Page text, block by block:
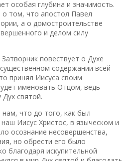
особая глубина и значимость.
о том, что апостол Павел
а о домостроительстве
и делом силу
повествует о Духе
содержании всей
принял Иисуса своим
именовать Отцом, ведь
святой.
нам, что до того, как был
Иисус Христос, в языческом и
осознание несовершенства,
но обрести его было
благодаря искупительной